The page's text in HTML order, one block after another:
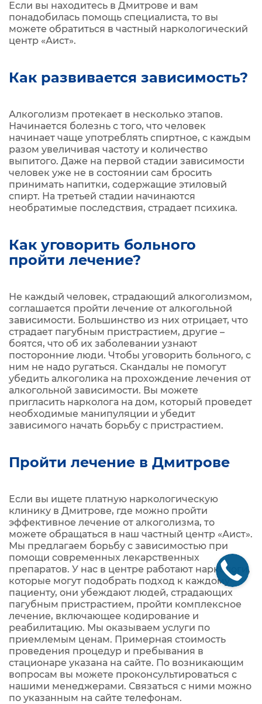
Если вы находитесь в Дмитрове и вам
понадобилась помощь специалиста, то вы
можете обратиться в частный наркологический
центр «Аист».
Как развивается зависимость?
Алкоголизм протекает в несколько этапов.
Начинается болезнь с того, что человек
начинает чаще употреблять спиртное, с каждым
разом увеличивая частоту и количество
выпитого. Даже на первой стадии зависимости
человек уже не в состоянии сам бросить
принимать напитки, содержащие этиловый
спирт. На третьей стадии начинаются
необратимые последствия, страдает психика.
Как уговорить больного
пройти лечение?
Не каждый человек, страдающий алкоголизмом,
соглашается пройти лечение от алкогольной
зависимости. Большинство из них отрицает, что
страдает пагубным пристрастием, другие –
боятся, что об их заболевании узнают
посторонние люди. Чтобы уговорить больного, с
ним не надо ругаться. Скандалы не помогут
убедить алкоголика на прохождение лечения от
алкогольной зависимости. Вы можете
пригласить нарколога на дом, который проведет
необходимые манипуляции и убедит
зависимого начать борьбу с пристрастием.
Пройти лечение в Дмитрове
Если вы ищете платную наркологическую
клинику в Дмитрове, где можно пройти
эффективное лечение от алкоголизма, то
можете обращаться в наш частный центр «Аист».
Мы предлагаем борьбу с зависимостью при
помощи современных лекарственных
препаратов. У нас в центре работают наркологи,
которые могут подобрать подход к каждому
пациенту, они убеждают людей, страдающих
пагубным пристрастием, пройти комплексное
лечение, включающее кодирование и
реабилитацию. Мы оказываем услуги по
приемлемым ценам. Примерная стоимость
проведения процедур и пребывания в
стационаре указана на сайте. По возникающим
вопросам вы можете проконсультироваться с
нашими менеджерами. Связаться с ними можно
по указанным на сайте телефонам.